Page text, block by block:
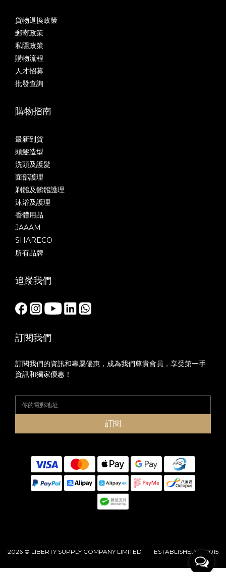
貨物退換政策
郵寄政策
私隱政策
購物流程
人才招募
批發查詢
購物指南
最新到貨
頭髮造型
洗頭及護髮
面部護理
剃鬚及鬍鬚護理
沐浴及護理
香體用品
JAAAM
SHARECO
所有品牌
追蹤我們
訂閱我們
訂閱我們的資訊和專屬優惠，成為我們尊貴會員，享受第一手
資訊和獨家優惠！
訂閱
2026 © LIBERTY SUPPLY COMPANY LIMITED ESTABLISHED IN 2015